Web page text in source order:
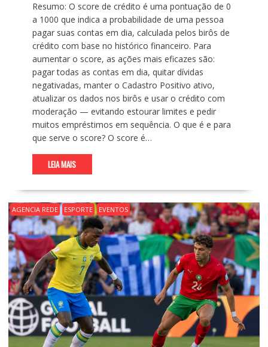
Resumo: O score de crédito é uma pontuação de 0
a 1000 que indica a probabilidade de uma pessoa
pagar suas contas em dia, calculada pelos birôs de
crédito com base no histórico financeiro. Para
aumentar o score, as ações mais eficazes são:
pagar todas as contas em dia, quitar dívidas
negativadas, manter o Cadastro Positivo ativo,
atualizar os dados nos birôs e usar o crédito com
moderação — evitando estourar limites e pedir
muitos empréstimos em sequência. O que é e para
que serve o score? O score é…
LEIA MAIS
AGENCIA REDE ESPORTE EVENTOS